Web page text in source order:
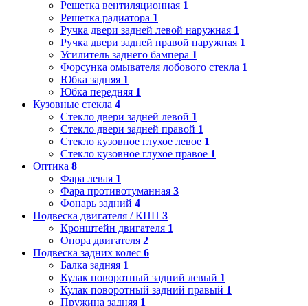
Решетка вентиляционная 1
Решетка радиатора 1
Ручка двери задней левой наружная 1
Ручка двери задней правой наружная 1
Усилитель заднего бампера 1
Форсунка омывателя лобового стекла 1
Юбка задняя 1
Юбка передняя 1
Кузовные стекла 4
Стекло двери задней левой 1
Стекло двери задней правой 1
Стекло кузовное глухое левое 1
Стекло кузовное глухое правое 1
Оптика 8
Фара левая 1
Фара противотуманная 3
Фонарь задний 4
Подвеска двигателя / КПП 3
Кронштейн двигателя 1
Опора двигателя 2
Подвеска задних колес 6
Балка задняя 1
Кулак поворотный задний левый 1
Кулак поворотный задний правый 1
Пружина задняя 1